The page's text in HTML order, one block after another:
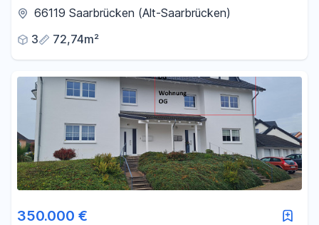
66119 Saarbrücken (Alt-Saarbrücken)
3
72,74m²
350.000 €